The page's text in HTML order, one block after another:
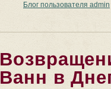
Блог пользователя admin
Ванн в